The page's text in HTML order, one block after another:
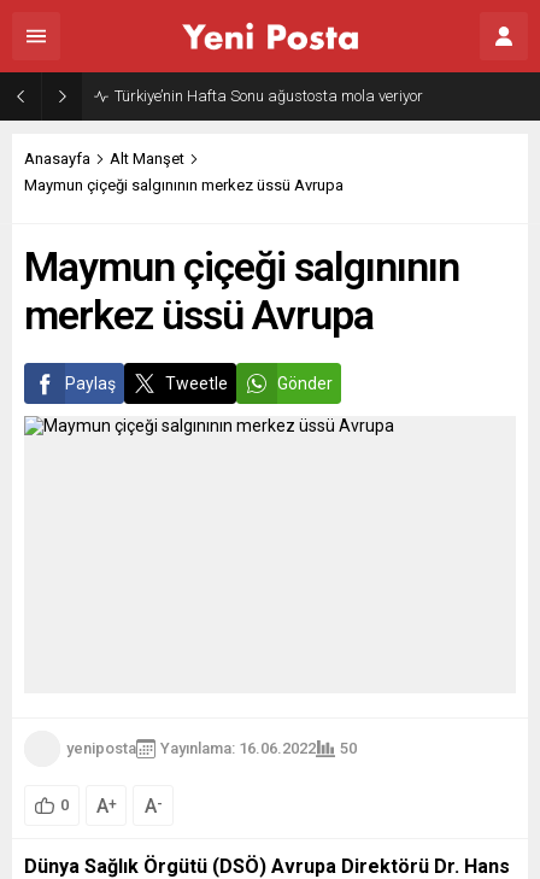
Türkiye’nin Hafta Sonu ağustosta mola veriyor
Anasayfa
Alt Manşet
Maymun çiçeği salgınının merkez üssü Avrupa
Maymun çiçeği salgınının
merkez üssü Avrupa
Paylaş Tweetle Gönder
yeniposta Yayınlama: 16.06.2022 50
0 A+ A-
Dünya Sağlık Örgütü (DSÖ) Avrupa Direktörü Dr. Hans